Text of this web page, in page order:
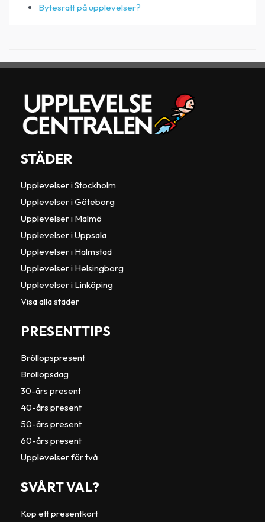
Bytesrätt på upplevelser?
STÄDER
Upplevelser i Stockholm
Upplevelser i Göteborg
Upplevelser i Malmö
Upplevelser i Uppsala
Upplevelser i Halmstad
Upplevelser i Helsingborg
Upplevelser i Linköping
Visa alla städer
PRESENTTIPS
Bröllopspresent
Bröllopsdag
30-års present
40-års present
50-års present
60-års present
Upplevelser för två
SVÅRT VAL?
Köp ett presentkort